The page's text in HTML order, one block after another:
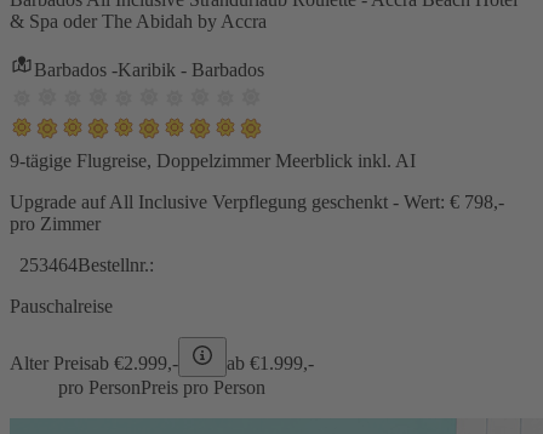
& Spa oder The Abidah by Accra
Barbados -Karibik - Barbados
9-tägige Flugreise, Doppelzimmer Meerblick inkl. AI
Upgrade auf All Inclusive Verpflegung geschenkt - Wert: € 798,-
pro Zimmer
253464Bestellnr.:
Pauschalreise
Alter Preisab €2.999,- ab €1.999,-
pro PersonPreis pro Person